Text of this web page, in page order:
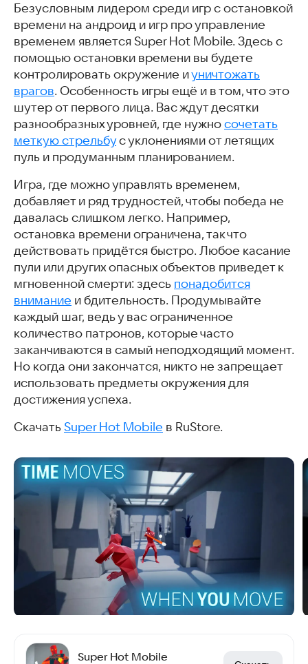
Безусловным лидером среди игр с остановкой
времени на андроид и игр про управление
временем является Super Hot Mobile. Здесь с
помощью остановки времени вы будете
контролировать окружение иуничтожать
врагов. Особенность игры ещё и в том, что это
шутер от первого лица. Вас ждут десятки
разнообразных уровней, где нужно сочетать
меткую стрельбус уклонениями от летящих
пуль и продуманным планированием.
Игра, где можно управлять временем,
добавляет и ряд трудностей, чтобы победа не
давалась слишком легко. Например,
остановка времени ограничена, так что
действовать придётся быстро. Любое касание
пули или других опасных объектов приведет к
мгновенной смерти: здесь понадобится
внимание и бдительность. Продумывайте
каждый шаг, ведь у вас ограниченное
количество патронов, которые часто
заканчиваются в самый неподходящий момент.
Но когда они закончатся, никто не запрещает
использовать предметы окружения для
достижения успеха.
Скачать Super Hot Mobile в RuStore.
Super Hot Mobile